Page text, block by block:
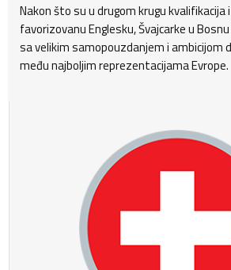
Nakon što su u drugom krugu
favorizovanu Englesku, Švajcarke u
sa velikim samopouzdanjem i ambicijom
među najboljim reprezentacijama Evrope.